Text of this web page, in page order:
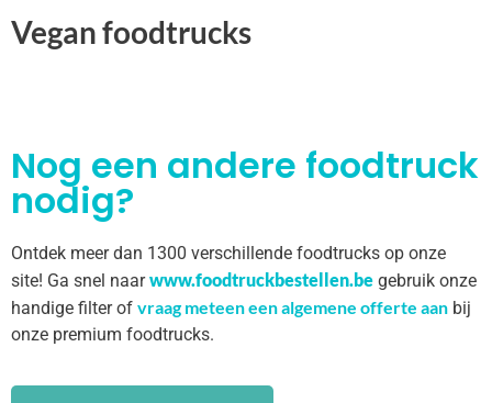
Vegan foodtrucks
Nog een andere foodtruck
nodig?
Ontdek meer dan 1300 verschillende foodtrucks op onze
site! Ga snel naarwww.foodtruckbestellen.be gebruik onze
handige filter of vraag meteen een algemene offerte aan bij
onze premium foodtrucks.